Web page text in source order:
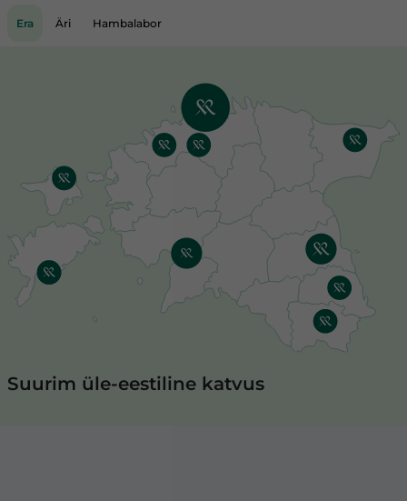
Era Äri Hambalabor
Suurim üle-eestiline katvus